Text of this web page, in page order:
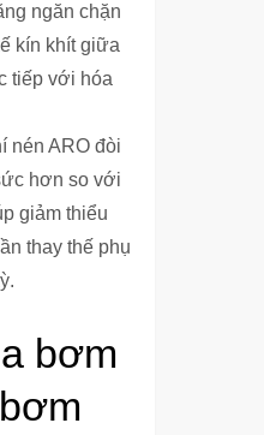
ngăn chặn
kín khít giữa
tiếp với hóa
nén ARO đòi
hơn so với
giảm thiểu
thay thế phụ
bơm